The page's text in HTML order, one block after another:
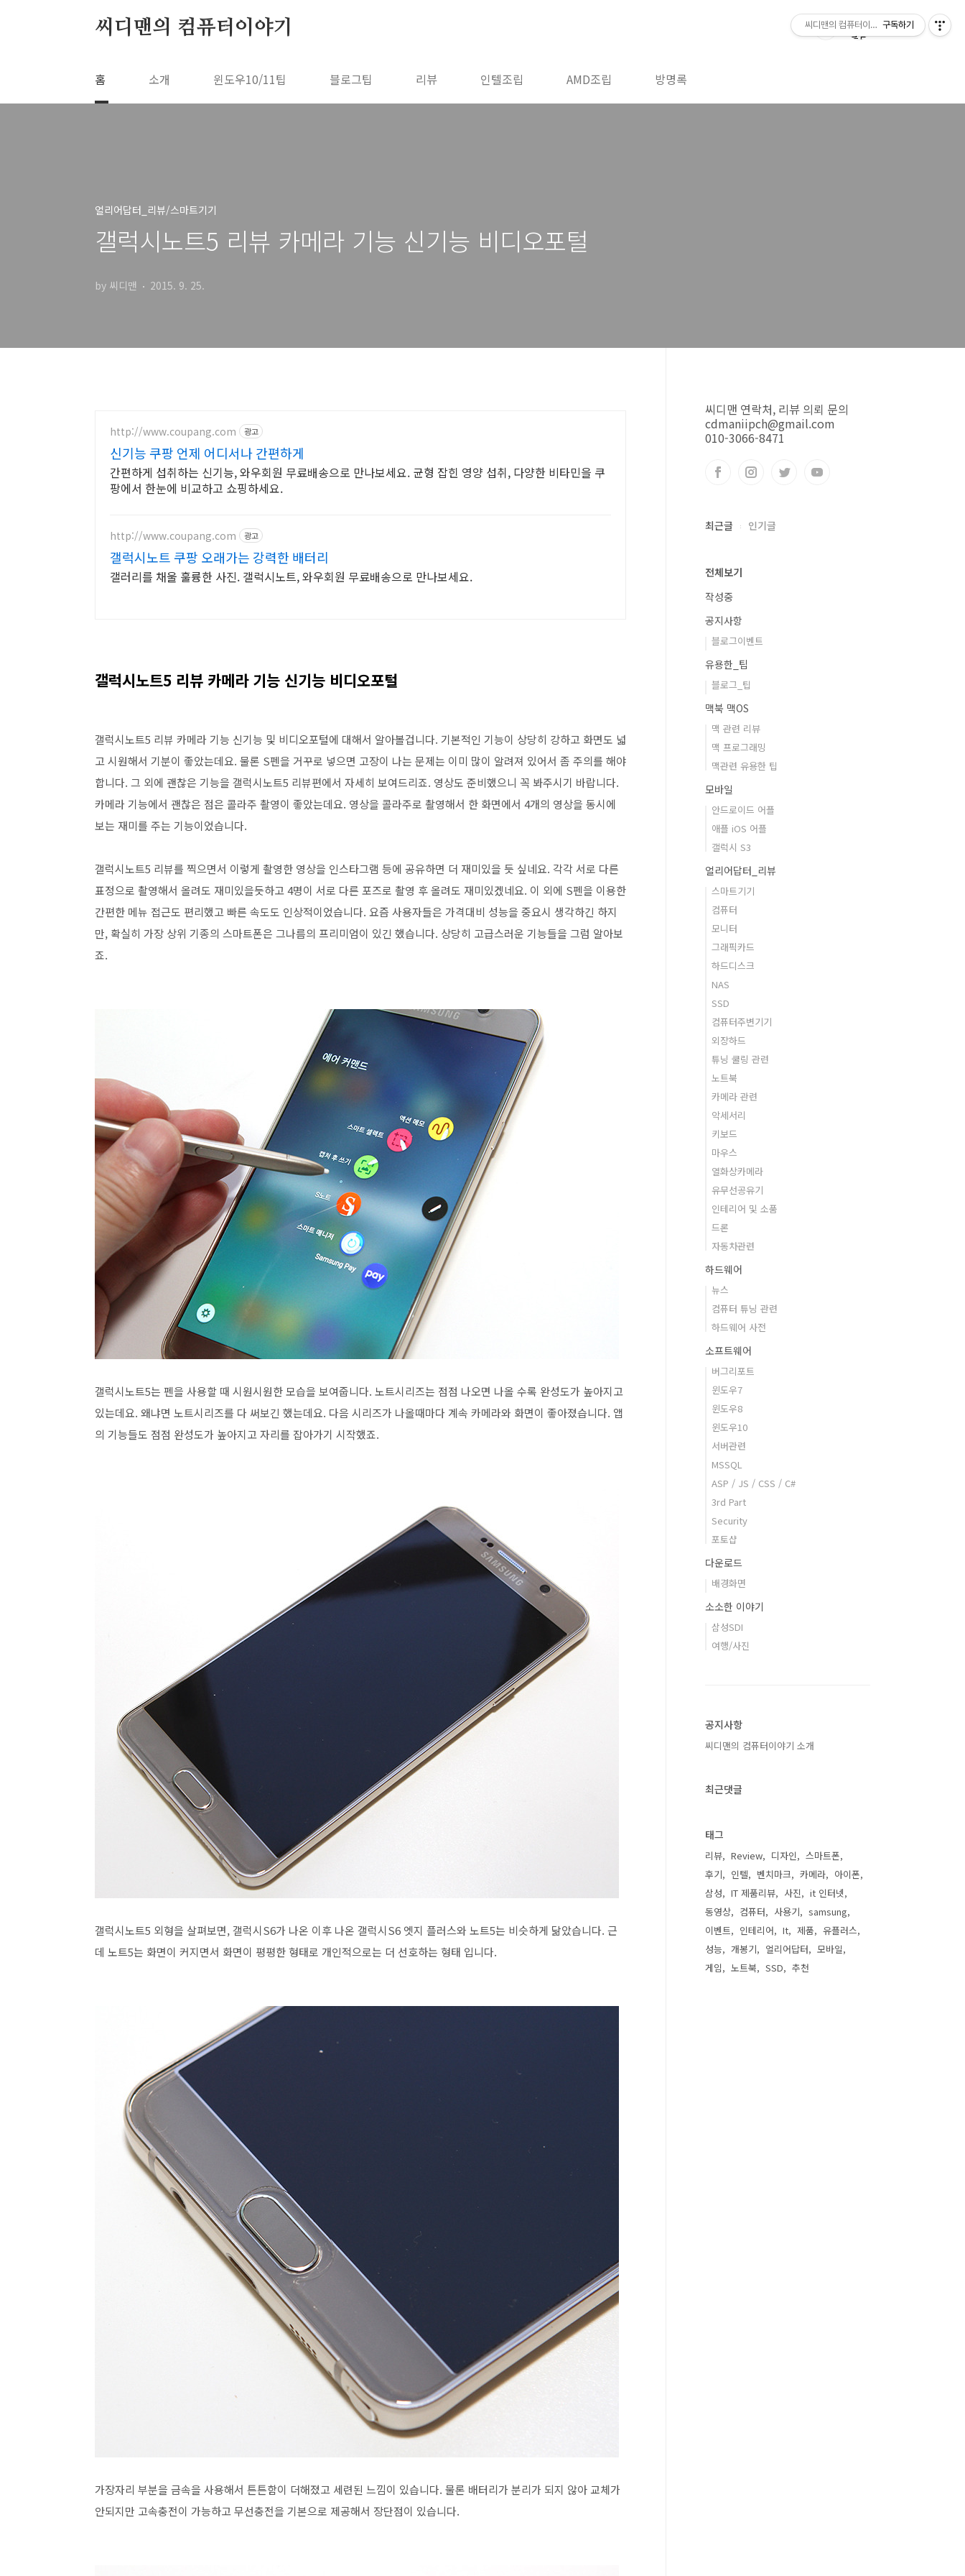
씨디맨의 컴퓨터이야기
홈 소개 윈도우10/11팁 블로그팁 리뷰 인텔조립 AMD조립 방명록
얼리어답터_리뷰/스마트기기
갤럭시노트5 리뷰 카메라 기능 신기능 비디오포털
by 씨디맨 2015. 9. 25.
http://www.coupang.com 광고
신기능 쿠팡 언제 어디서나 간편하게
간편하게 섭취하는 신기능, 와우회원 무료배송으로 만나보세요. 균형 잡힌 영양 섭취, 다양한 비타민을 쿠
팡에서 한눈에 비교하고 쇼핑하세요.
http://www.coupang.com 광고
갤럭시노트 쿠팡 오래가는 강력한 배터리
갤러리를 채울 훌륭한 사진. 갤럭시노트, 와우회원 무료배송으로 만나보세요.
갤럭시노트5 리뷰 카메라 기능 신기능 비디오포털
갤럭시노트5 리뷰 카메라 기능 신기능 및 비디오포털에 대해서 알아볼겁니다. 기본적인 기능이 상당히 강하고 화면도 넓
고 시원해서 기분이 좋았는데요. 물론 S펜을 거꾸로 넣으면 고장이 나는 문제는 이미 많이 알려져 있어서 좀 주의를 해야
합니다. 그 외에 괜찮은 기능을 갤럭시노트5 리뷰편에서 자세히 보여드리죠. 영상도 준비했으니 꼭 봐주시기 바랍니다.
카메라 기능에서 괜찮은 점은 콜라주 촬영이 좋았는데요. 영상을 콜라주로 촬영해서 한 화면에서 4개의 영상을 동시에
보는 재미를 주는 기능이었습니다.
갤럭시노트5 리뷰를 찍으면서 이렇게 촬영한 영상을 인스타그램 등에 공유하면 더 재미있을 듯 싶네요. 각각 서로 다른
표정으로 촬영해서 올려도 재미있을듯하고 4명이 서로 다른 포즈로 촬영 후 올려도 재미있겠네요. 이 외에 S펜을 이용한
간편한 메뉴 접근도 편리했고 빠른 속도도 인상적이었습니다. 요즘 사용자들은 가격대비 성능을 중요시 생각하긴 하지
만, 확실히 가장 상위 기종의 스마트폰은 그나름의 프리미엄이 있긴 했습니다. 상당히 고급스러운 기능들을 그럼 알아보
죠.
갤럭시노트5는 펜을 사용할 때 시원시원한 모습을 보여줍니다. 노트시리즈는 점점 나오면 나올 수록 완성도가 높아지고
있는데요. 왜냐면 노트시리즈를 다 써보긴 했는데요. 다음 시리즈가 나올때마다 계속 카메라와 화면이 좋아졌습니다. 앱
의 기능들도 점점 완성도가 높아지고 자리를 잡아가기 시작했죠.
갤럭시노트5 외형을 살펴보면, 갤럭시S6가 나온 이후 나온 갤럭시S6 엣지 플러스와 노트5는 비슷하게 닮았습니다. 근
데 노트5는 화면이 커지면서 화면이 평평한 형태로 개인적으로는 더 선호하는 형태 입니다.
가장자리 부분을 금속을 사용해서 튼튼함이 더해졌고 세련된 느낌이 있습니다. 물론 배터리가 분리가 되지 않아 교체가
안되지만 고속충전이 가능하고 무선충전을 기본으로 제공해서 장단점이 있습니다.
씨디맨 연락처, 리뷰 의뢰 문의
cdmaniipch@gmail.com
010-3066-8471
최근글 인기글
전체보기
작성중
공지사항
블로그이벤트
유용한_팁
블로그_팁
맥북 맥OS
맥 관련 리뷰
맥 프로그래밍
맥관련 유용한 팁
모바일
안드로이드 어플
애플 iOS 어플
갤럭시 S3
얼리어답터_리뷰
스마트기기
컴퓨터
모니터
그래픽카드
하드디스크
NAS
SSD
컴퓨터주변기기
외장하드
튜닝 쿨링 관련
노트북
카메라 관련
악세서리
키보드
마우스
열화상카메라
유무선공유기
인테리어 및 소품
드론
자동차관련
하드웨어
뉴스
컴퓨터 튜닝 관련
하드웨어 사전
소프트웨어
버그리포트
윈도우7
윈도우8
윈도우10
서버관련
MSSQL
ASP / JS / CSS / C#
3rd Part
Security
포토샵
다운로드
배경화면
소소한 이야기
삼성SDI
여행/사진
공지사항
씨디맨의 컴퓨터이야기 소개
최근댓글
태그
리뷰 Review 디자인
스마트폰
후기
인텔 벤치마크 카메라
아이폰
삼성
IT 제품리뷰 사진
it 인터넷
동영상
컴퓨터 사용기
samsung
이벤트
인테리어 It 제품
유플러스
성능
개봉기 얼리어답터
모바일
게임
노트북 SSD 추천
씨디맨의 컴퓨터이야기구독하기